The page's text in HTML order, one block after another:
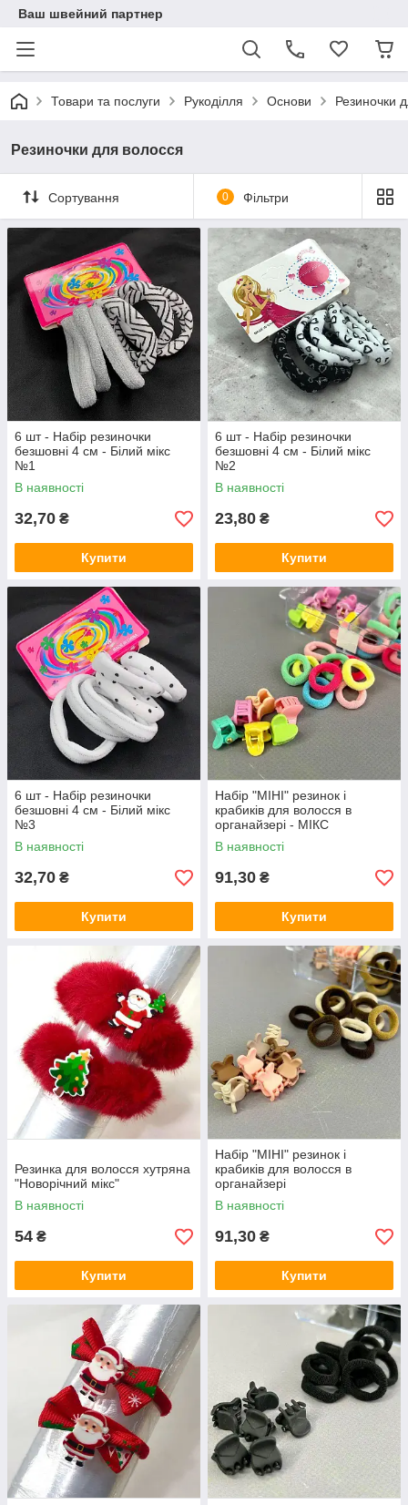
Ваш швейний партнер
Товари та послуги Рукоділля Основи Резиночки
Резиночки для волосся
Сортування 0 Фільтри
6 шт - Набір резиночки
безшовні 4 см - Білий мікс
№1
В наявності
32,70 ₴
Купити
6 шт - Набір резиночки
безшовні 4 см - Білий мікс
№2
В наявності
23,80 ₴
Купити
6 шт - Набір резиночки
безшовні 4 см - Білий мікс
№3
В наявності
32,70 ₴
Купити
Набір "МІНІ" резинок і
крабиків для волосся в
органайзері - МІКС
В наявності
91,30 ₴
Купити
Резинка для волосся хутряна
"Новорічний мікс"
В наявності
54 ₴
Купити
Набір "МІНІ" резинок і
крабиків для волосся в
органайзері
В наявності
91,30 ₴
Купити